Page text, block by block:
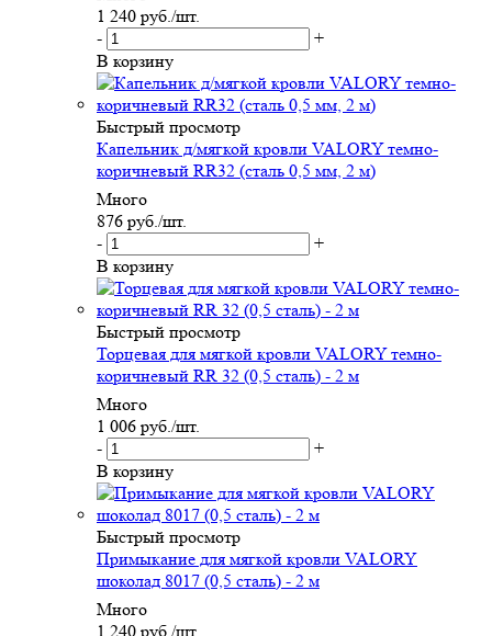
1 240 руб./шт.
-
+
В корзину
Быстрый просмотр
Капельник д/мягкой кровли VALORY темно-
коричневый RR32 (сталь 0,5 мм, 2 м)
Много
876 руб./шт.
-
+
В корзину
Быстрый просмотр
Торцевая для мягкой кровли VALORY темно-
коричневый RR 32 (0,5 сталь) - 2 м
Много
1 006 руб./шт.
-
+
В корзину
Быстрый просмотр
Примыкание для мягкой кровли VALORY
шоколад 8017 (0,5 сталь) - 2 м
Много
1 240 руб. /шт.